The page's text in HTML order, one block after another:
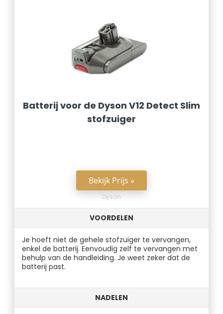
Batterij voor de Dyson V12 Detect Slim
stofzuiger
Bekijk Prijs »
Dyson
VOORDELEN
Je hoeft niet de gehele stofzuiger te vervangen,
enkel de batterij. Eenvoudig zelf te vervangen met
behulp van de handleiding. Je weet zeker dat de
batterij past.
NADELEN